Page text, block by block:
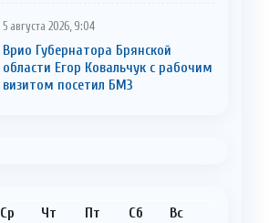
5 августа 2026, 9:04
Врио Губернатора Брянской
области Егор Ковальчук с рабочим
визитом посетил БМЗ
Ср Чт Пт Сб Вс